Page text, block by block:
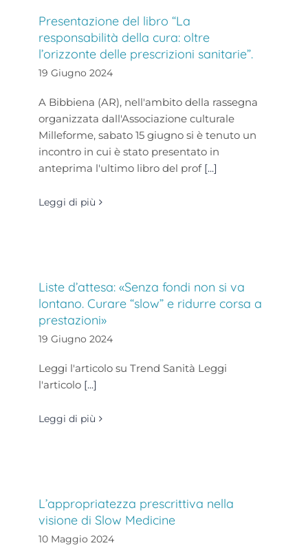
Presentazione del libro “La
responsabilità della cura: oltre
l’orizzonte delle prescrizioni sanitarie”.
19 Giugno 2024
A Bibbiena (AR), nell'ambito della rassegna
organizzata dall'Associazione culturale
Milleforme, sabato 15 giugno si è tenuto un
incontro in cui è stato presentato in
anteprima l'ultimo libro del prof [...]
Leggi di più
Liste d’attesa: «Senza fondi non si va
lontano. Curare “slow” e ridurre corsa a
prestazioni»
19 Giugno 2024
Leggi l'articolo su Trend Sanità Leggi
l'articolo [...]
Leggi di più
L’appropriatezza prescrittiva nella
visione di Slow Medicine
10 Maggio 2024